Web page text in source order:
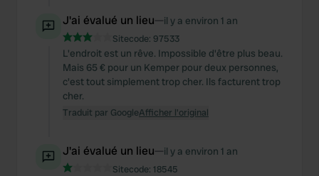
J'ai évalué un lieu—il y a environ 1 an
Sitecode: 97533
L'endroit est un rêve. Impossible d'être plus beau.
Mais 65 € pour un Kemper pour deux personnes,
c'est tout simplement trop cher. Ils facturent trop
cher.
Traduit par GoogleAfficher l'original
J'ai évalué un lieu—il y a environ 1 an
Sitecode: 18545